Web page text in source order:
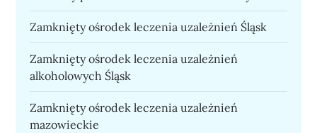
Zamknięty ośrodek leczenia uzależnień Śląsk
Zamknięty ośrodek leczenia uzależnień
alkoholowych Śląsk
Zamknięty ośrodek leczenia uzależnień
mazowieckie